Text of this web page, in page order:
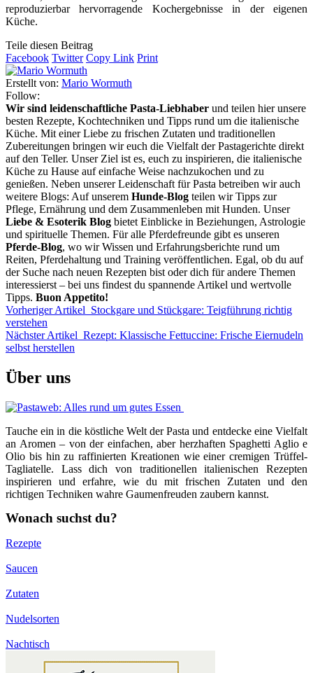
reproduzierbar hervorragende Kochergebnisse in der eigenen
Küche.
Teile diesen Beitrag
Facebook Twitter Copy Link Print
Erstellt von: Mario Wormuth
Follow:
Wir sind leidenschaftliche Pasta-Liebhaber und teilen hier unsere
besten Rezepte, Kochtechniken und Tipps rund um die italienische
Küche. Mit einer Liebe zu frischen Zutaten und traditionellen
Zubereitungen bringen wir euch die Vielfalt der Pastagerichte direkt
auf den Teller. Unser Ziel ist es, euch zu inspirieren, die italienische
Küche zu Hause auf einfache Weise nachzukochen und zu
genießen. Neben unserer Leidenschaft für Pasta betreiben wir auch
weitere Blogs: Auf unserem Hunde-Blog teilen wir Tipps zur
Pflege, Ernährung und dem Zusammenleben mit Hunden. Unser
Liebe & Esoterik Blog bietet Einblicke in Beziehungen, Astrologie
und spirituelle Themen. Für alle Pferdefreunde gibt es unseren
Pferde-Blog, wo wir Wissen und Erfahrungsberichte rund um
Reiten, Pferdehaltung und Training veröffentlichen. Egal, ob du auf
der Suche nach neuen Rezepten bist oder dich für andere Themen
interessierst – bei uns findest du spannende Artikel und wertvolle
Tipps. Buon Appetito!
Vorheriger Artikel Stockgare und Stückgare: Teigführung richtig
verstehen
Nächster Artikel Rezept: Klassische Fettuccine: Frische Eiernudeln
selbst herstellen
Über uns
Tauche ein in die köstliche Welt der Pasta und entdecke eine Vielfalt
an Aromen – von der einfachen, aber herzhaften Spaghetti Aglio e
Olio bis hin zu raffinierten Kreationen wie einer cremigen Trüffel-
Tagliatelle. Lass dich von traditionellen italienischen Rezepten
inspirieren und erfahre, wie du mit frischen Zutaten und den
richtigen Techniken wahre Gaumenfreuden zaubern kannst.
Wonach suchst du?
Rezepte
Saucen
Zutaten
Nudelsorten
Nachtisch